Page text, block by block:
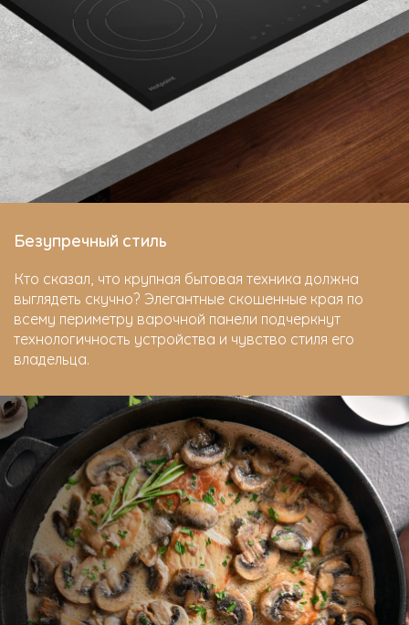
Безупречный стиль
Кто сказал, что крупная бытовая техника должна
выглядеть скучно? Элегантные скошенные края по
всему периметру варочной панели подчеркнут
технологичность устройства и чувство стиля его
владельца.